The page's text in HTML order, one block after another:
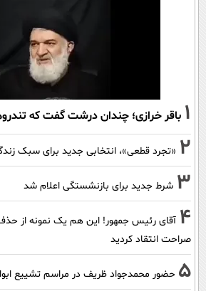
1 باقر خرازی؛ چندان درشت گفت که
2 «تجرد قطعی»، انتخابی جدید برای سبک
3 شرط جدید برای بازنشستگی اعلام شد
4 آقای رئیس جمهور! این هم یک نمونه از
صراحت انتقاد کردید
5 حضور محمدجواد ظریف در مراسم تشییع